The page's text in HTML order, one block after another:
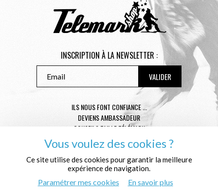
INSCRIPTION À LA NEWSLETTER :
ILS NOUS FONT CONFIANCE ...
DEVIENS AMBASSADEUR
CONSEILS TAILLE TÉLÉMARK
CONDITIONS GÉNÉRALES DE VENTE
MENTIONS LÉGALES
POLITIQUE DE CONFIDENTIALITÉ
QUI SOMMES NOUS ?
Vous voulez des cookies ?
Ce site utilise des cookies pour garantir la meilleure
expérience de navigation.
Paramétrer mes cookies En savoir plus